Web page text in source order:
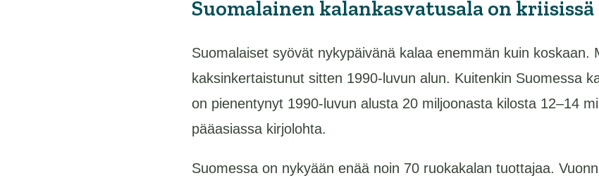
Suomalainen kalankasvatusala on kriisissä
Suomalaiset syövät nykypäivänä kalaa enemmän kuin koskaan.
kaksinkertaistunut sitten 1990-luvun alun. Kuitenkin Suomessa
on pienentynyt 1990-luvun alusta 20 miljoonasta kilosta 12–14
pääasiassa kirjolohta.
Suomessa on nykyään enää noin 70 ruokakalan tuottajaa.